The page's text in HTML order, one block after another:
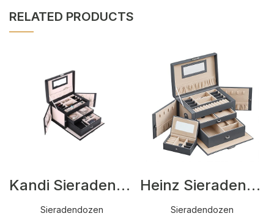
RELATED PRODUCTS
Kandi Sieradendozen Zwart
Sieradendozen
Heinz Sieradendozen Grijs
Sieradendozen